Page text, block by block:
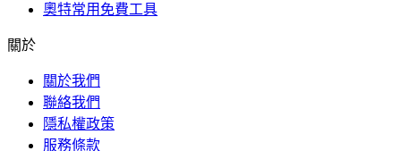
奧特常用免費工具
關於
關於我們
聯絡我們
隱私權政策
服務條款